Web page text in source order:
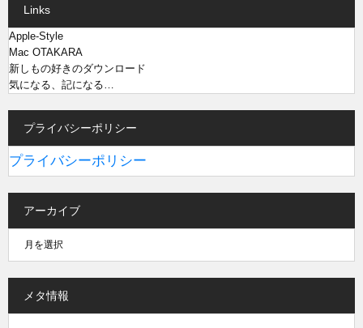
Links
Apple-Style
Mac OTAKARA
新しもの好きのダウンロード
気になる、記になる…
プライバシーポリシー
プライバシーポリシー
アーカイブ
メタ情報